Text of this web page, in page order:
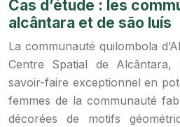
Cas d’étude : les
alcântara et de são luís
La communauté quilombola
Centre Spatial de
savoir-faire exceptionnel en
femmes de la communauté
décorées de motifs